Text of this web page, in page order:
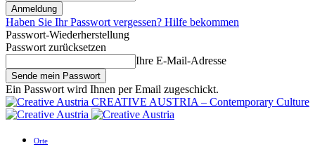
Haben Sie Ihr Passwort vergessen? Hilfe bekommen
Passwort-Wiederherstellung
Passwort zurücksetzen
Ihre E-Mail-Adresse
Ein Passwort wird Ihnen per Email zugeschickt.
CREATIVE AUSTRIA – Contemporary Culture
Orte